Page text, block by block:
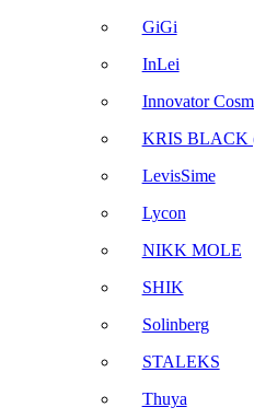
GiGi
InLei
Innovator
KRIS BLACK
LevisSime
Lycon
NIKK MOLE
SHIK
Solinberg
STALEKS
Thuya